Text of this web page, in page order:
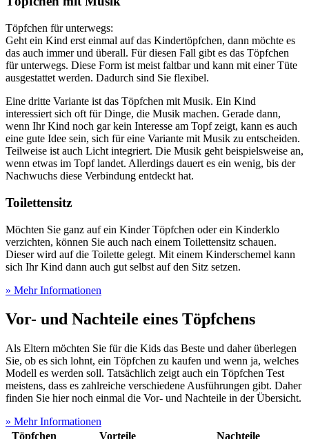
Töpfchen für unterwegs:
Geht ein Kind erst einmal auf das Kindertöpfchen, dann möchte es
das auch immer und überall. Für diesen Fall gibt es das Töpfchen
für unterwegs. Diese Form ist meist faltbar und kann mit einer Tüte
ausgestattet werden. Dadurch sind Sie flexibel.
Eine dritte Variante ist das Töpfchen mit Musik. Ein Kind
interessiert sich oft für Dinge, die Musik machen. Gerade dann,
wenn Ihr Kind noch gar kein Interesse am Topf zeigt, kann es auch
eine gute Idee sein, sich für eine Variante mit Musik zu entscheiden.
Teilweise ist auch Licht integriert. Die Musik geht beispielsweise an,
wenn etwas im Topf landet. Allerdings dauert es ein wenig, bis der
Nachwuchs diese Verbindung entdeckt hat.
Toilettensitz
Möchten Sie ganz auf ein Kinder Töpfchen oder ein Kinderklo
verzichten, können Sie auch nach einem Toilettensitz schauen.
Dieser wird auf die Toilette gelegt. Mit einem Kinderschemel kann
sich Ihr Kind dann auch gut selbst auf den Sitz setzen.
» Mehr Informationen
Vor- und Nachteile eines Töpfchens
Als Eltern möchten Sie für die Kids das Beste und daher überlegen
Sie, ob es sich lohnt, ein Töpfchen zu kaufen und wenn ja, welches
Modell es werden soll. Tatsächlich zeigt auch ein Töpfchen Test
meistens, dass es zahlreiche verschiedene Ausführungen gibt. Daher
finden Sie hier noch einmal die Vor- und Nachteile in der Übersicht.
» Mehr Informationen
Töpfchen
Vorteile Nachteile